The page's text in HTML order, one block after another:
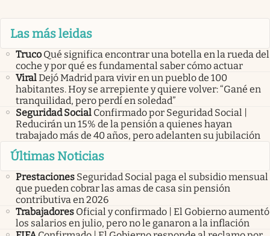
Las más leidas
Truco Qué significa encontrar una botella en la rueda del
coche y por qué es fundamental saber cómo actuar
ViralDejó Madrid para vivir en un pueblo de 100
habitantes. Hoy se arrepiente y quiere volver: “Gané en
tranquilidad, pero perdí en soledad”
Seguridad Social Confirmado por Seguridad Social |
Reducirán un 15% de la pensión a quienes hayan
trabajado más de 40 años, pero adelanten su jubilación
Últimas Noticias
Prestaciones Seguridad Social paga el subsidio mensual
que pueden cobrar las amas de casa sin pensión
contributiva en 2026
Trabajadores Oficial y confirmado | El Gobierno aumentó
los salarios en julio, pero no le ganaron a la inflación